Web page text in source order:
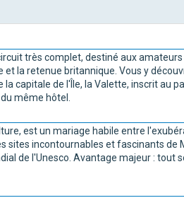
très complet, destiné aux
la retenue britannique. Vous y
capitale de l'Île, la Valette, inscrit au
même hôtel.
est un mariage habile entre
sites incontournables et fascinants de
de l'Unesco. Avantage majeur : tout